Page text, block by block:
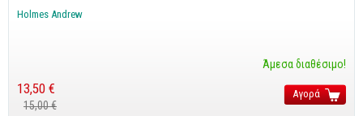
Holmes Andrew
Άμεσα διαθέσιμο!
13,50 €
15,00 €
Αγορά